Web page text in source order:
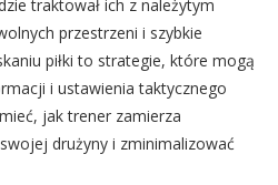
traktował ich z należytym
przestrzeni i szybkie
piłki to strategie, które mogą
i ustawienia taktycznego
jak trener zamierza
drużyny i zminimalizować